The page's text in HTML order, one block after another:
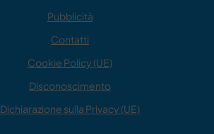
Pubblicità
Contatti
Cookie Policy (UE)
Disconoscimento
Dichiarazione sulla Privacy (UE)